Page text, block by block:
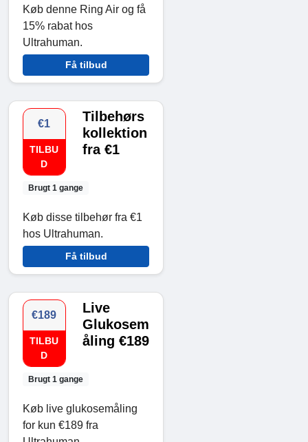
Køb denne Ring Air og få
15% rabat hos
Ultrahuman.
Få tilbud
€1
TILBU
D
Brugt 1 gange
Tilbehørs
kollektion
fra €1
Køb disse tilbehør fra €1
hos Ultrahuman.
Få tilbud
€189
TILBU
D
Brugt 1 gange
Live
Glukosem
åling €189
Køb live glukosemåling
for kun €189 fra